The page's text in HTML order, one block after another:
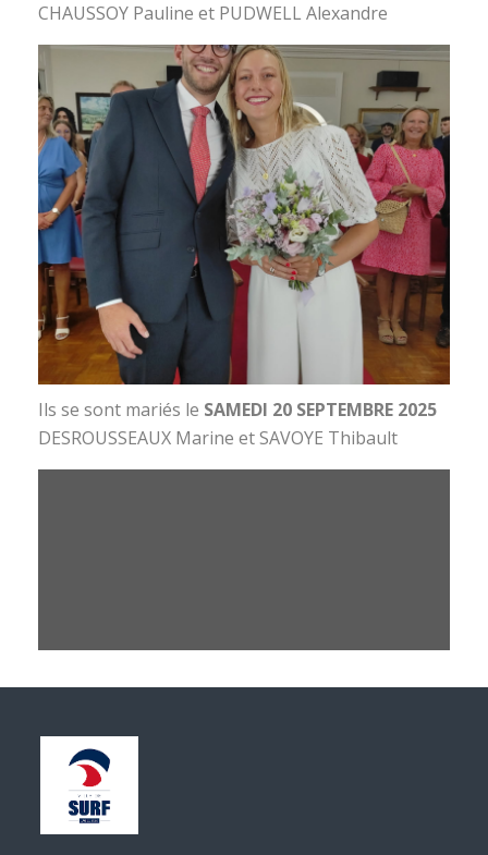
CHAUSSOY Pauline et PUDWELL Alexandre
Ils se sont mariés le SAMEDI 20 SEPTEMBRE 2025
DESROUSSEAUX Marine et SAVOYE Thibault